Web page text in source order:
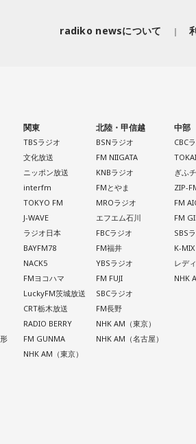
radiko newsについて
関東
TBSラジオ
文化放送
ニッポン放送
interfm
TOKYO FM
J-WAVE
ラジオ日本
BAYFM78
NACK5
FMヨコハマ
LuckyFM茨城放送
CRT栃木放送
RADIO BERRY
FM GUNMA
NHK AM（東京）
北陸・甲信越
BSNラジオ
FM NIIGATA
KNBラジオ
FMとやま
MROラジオ
エフエム石川
FBCラジオ
FM福井
YBSラジオ
FM FUJI
SBCラジオ
FM長野
NHK AM（東京）
NHK AM（名古屋）
中部
CBC
ぎふ
ZIP-
FM
FM
SBS
K-MIX
レデ
NHK